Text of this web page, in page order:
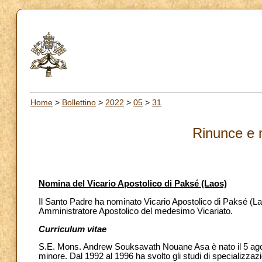
Home > Bollettino > 2022 > 05 > 31
Rinunce e
Nomina del Vicario Apostolico di Paksé (Laos)
Il Santo Padre ha nominato Vicario Apostolico di Paksé
Amministratore Apostolico del medesimo Vicariato.
Curriculum vitae
S.E. Mons. Andrew Souksavath Nouane Asa è nato il 5
minore. Dal 1992 al 1996 ha svolto gli studi di